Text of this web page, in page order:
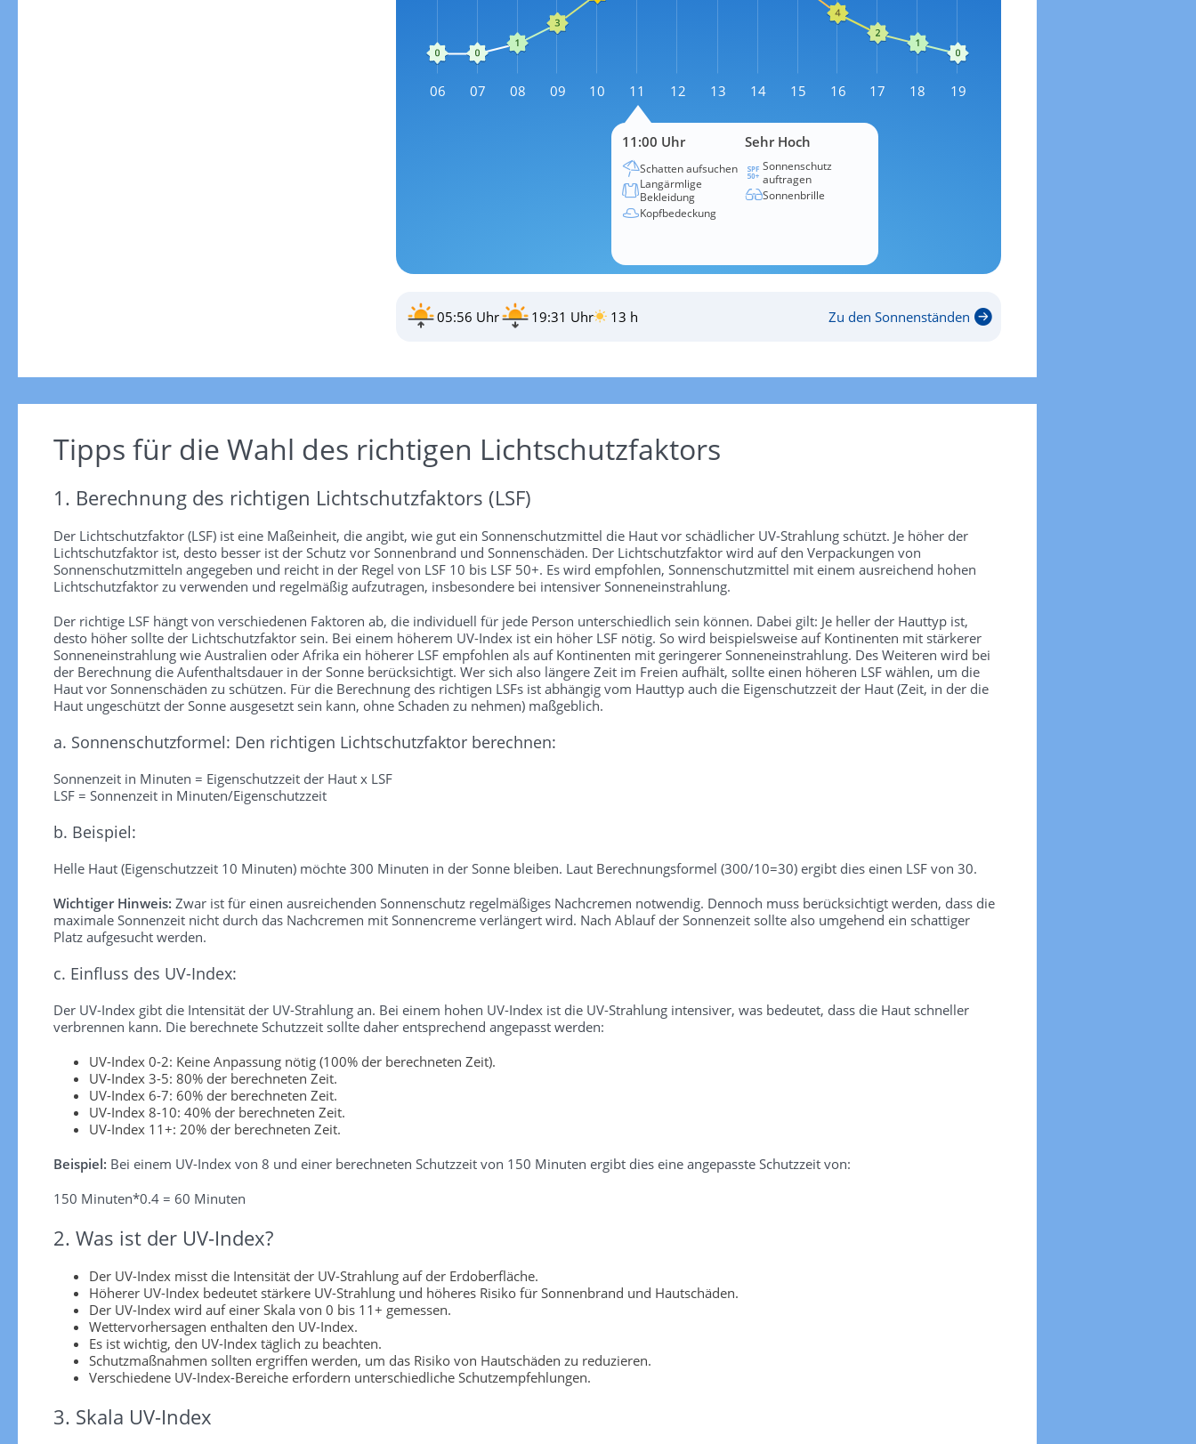
06 07 08 09 10 11 12 13 14 15 16 17 18 19
11:00 Uhr
Schatten aufsuchen
Langärmlige
Bekleidung
Kopfbedeckung
Sehr Hoch
Sonnenschutz
auftragen
Sonnenbrille
05:56 Uhr 19:31 Uhr 13 h Zu den Sonnenständen
Tipps für die Wahl des richtigen Lichtschutzfaktors
1. Berechnung des richtigen Lichtschutzfaktors (LSF)
Der Lichtschutzfaktor (LSF) ist eine Maßeinheit, die angibt, wie gut ein Sonnenschutzmittel die Haut vor schädlicher UV-Strahlung schützt. Je höher der
Lichtschutzfaktor ist, desto besser ist der Schutz vor Sonnenbrand und Sonnenschäden. Der Lichtschutzfaktor wird auf den Verpackungen von
Sonnenschutzmitteln angegeben und reicht in der Regel von LSF 10 bis LSF 50+. Es wird empfohlen, Sonnenschutzmittel mit einem ausreichend hohen
Lichtschutzfaktor zu verwenden und regelmäßig aufzutragen, insbesondere bei intensiver Sonneneinstrahlung.
Der richtige LSF hängt von verschiedenen Faktoren ab, die individuell für jede Person unterschiedlich sein können. Dabei gilt: Je heller der Hauttyp ist,
desto höher sollte der Lichtschutzfaktor sein. Bei einem höherem UV-Index ist ein höher LSF nötig. So wird beispielsweise auf Kontinenten mit stärkerer
Sonneneinstrahlung wie Australien oder Afrika ein höherer LSF empfohlen als auf Kontinenten mit geringerer Sonneneinstrahlung. Des Weiteren wird bei
der Berechnung die Aufenthaltsdauer in der Sonne berücksichtigt. Wer sich also längere Zeit im Freien aufhält, sollte einen höheren LSF wählen, um die
Haut vor Sonnenschäden zu schützen. Für die Berechnung des richtigen LSFs ist abhängig vom Hauttyp auch die Eigenschutzzeit der Haut (Zeit, in der die
Haut ungeschützt der Sonne ausgesetzt sein kann, ohne Schaden zu nehmen) maßgeblich.
a. Sonnenschutzformel: Den richtigen Lichtschutzfaktor berechnen:
Sonnenzeit in Minuten = Eigenschutzzeit der Haut x LSF
LSF = Sonnenzeit in Minuten/Eigenschutzzeit
b. Beispiel:
Helle Haut (Eigenschutzzeit 10 Minuten) möchte 300 Minuten in der Sonne bleiben. Laut Berechnungsformel (300/10=30) ergibt dies einen LSF von 30.
Wichtiger Hinweis: Zwar ist für einen ausreichenden Sonnenschutz regelmäßiges Nachcremen notwendig. Dennoch muss berücksichtigt werden, dass die
maximale Sonnenzeit nicht durch das Nachcremen mit Sonnencreme verlängert wird. Nach Ablauf der Sonnenzeit sollte also umgehend ein schattiger
Platz aufgesucht werden.
c. Einfluss des UV-Index:
Der UV-Index gibt die Intensität der UV-Strahlung an. Bei einem hohen UV-Index ist die UV-Strahlung intensiver, was bedeutet, dass die Haut schneller
verbrennen kann. Die berechnete Schutzzeit sollte daher entsprechend angepasst werden:
UV-Index 0-2: Keine Anpassung nötig (100% der berechneten Zeit).
UV-Index 3-5: 80% der berechneten Zeit.
UV-Index 6-7: 60% der berechneten Zeit.
UV-Index 8-10: 40% der berechneten Zeit.
UV-Index 11+: 20% der berechneten Zeit.
Beispiel: Bei einem UV-Index von 8 und einer berechneten Schutzzeit von 150 Minuten ergibt dies eine angepasste Schutzzeit von:
150 Minuten*0.4 = 60 Minuten
2. Was ist der UV-Index?
Der UV-Index misst die Intensität der UV-Strahlung auf der Erdoberfläche.
Höherer UV-Index bedeutet stärkere UV-Strahlung und höheres Risiko für Sonnenbrand und Hautschäden.
Der UV-Index wird auf einer Skala von 0 bis 11+ gemessen.
Wettervorhersagen enthalten den UV-Index.
Es ist wichtig, den UV-Index täglich zu beachten.
Schutzmaßnahmen sollten ergriffen werden, um das Risiko von Hautschäden zu reduzieren.
Verschiedene UV-Index-Bereiche erfordern unterschiedliche Schutzempfehlungen.
3. Skala UV-Index